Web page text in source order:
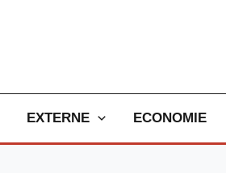
EXTERNE ECONOMIE